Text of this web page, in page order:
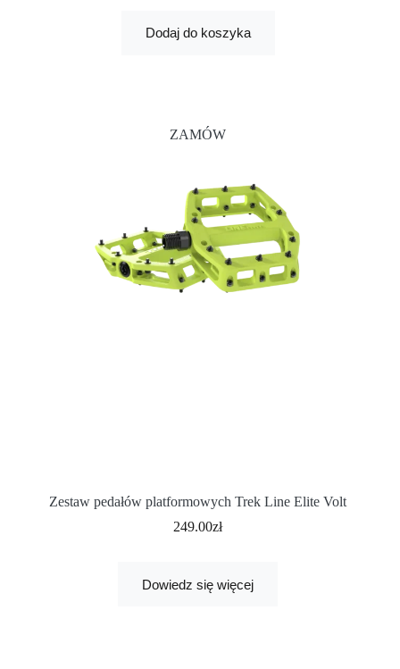
Dodaj do koszyka
ZAMÓW
Zestaw pedałów platformowych Trek Line Elite Volt
249.00zł
Dowiedz się więcej